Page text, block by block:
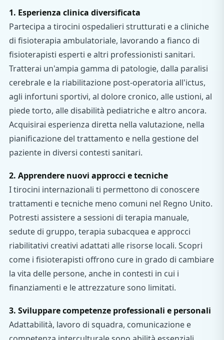
1. Esperienza clinica diversificata
Partecipa a tirocini ospedalieri strutturati e a cliniche
di fisioterapia ambulatoriale, lavorando a fianco di
fisioterapisti esperti e altri professionisti sanitari.
Tratterai un'ampia gamma di patologie, dalla paralisi
cerebrale e la riabilitazione post-operatoria all'ictus,
agli infortuni sportivi, al dolore cronico, alle ustioni, al
piede torto, alle disabilità pediatriche e altro ancora.
Acquisirai esperienza diretta nella valutazione, nella
pianificazione del trattamento e nella gestione del
paziente in diversi contesti sanitari.
2. Apprendere nuovi approcci e tecniche
I tirocini internazionali ti permettono di conoscere
trattamenti e tecniche meno comuni nel Regno Unito.
Potresti assistere a sessioni di terapia manuale,
sedute di gruppo, terapia subacquea e approcci
riabilitativi creativi adattati alle risorse locali. Scopri
come i fisioterapisti offrono cure in grado di cambiare
la vita delle persone, anche in contesti in cui i
finanziamenti e le attrezzature sono limitati.
3. Sviluppare competenze professionali e personali
Adattabilità, lavoro di squadra, comunicazione e